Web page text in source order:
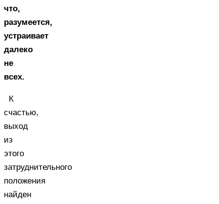
что,
разумеется,
устраивает
далеко
не
всех.
К
счастью,
выход
из
этого
затруднительного
положения
найден